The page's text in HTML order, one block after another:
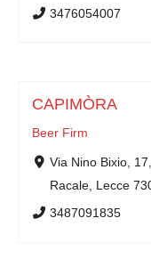
3476054007
CAPIMÒRA
Beer Firm
Via Nino Bixio, 17,
Racale, Lecce
3487091835